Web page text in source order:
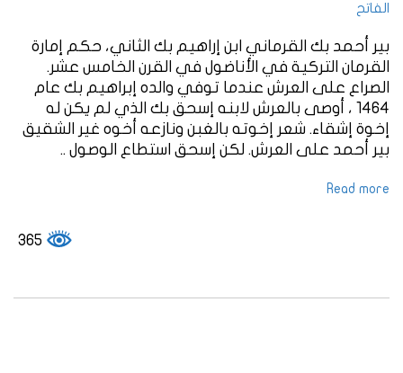
الفاتح
بير أحمد بك القرماني ابن إراهيم بك الثاني، حكم إمارة
القرمان التركية في الأناضول في القرن الخامس عشر.
الصراع على العرش عندما توفي والده إبراهيم بك عام
1464 ، أوصى بالعرش لابنه إسحق بك الذي لم يكن له
إخوة إشقاء. شعر إخوته بالغبن ونازعه أخوه غير الشقيق
بير أحمد على العرش. لكن إسحق استطاع الوصول ..
Read more